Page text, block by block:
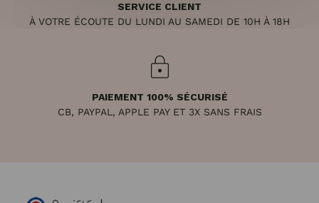
SERVICE CLIENT
À VOTRE ÉCOUTE DU LUNDI AU SAMEDI DE 10H À 18H
PAIEMENT 100% SÉCURISÉ
CB, PAYPAL, APPLE PAY ET 3X SANS FRAIS